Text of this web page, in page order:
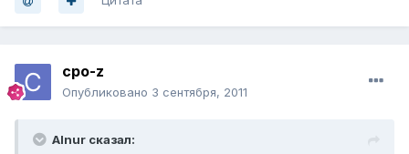
cpo-z
Опубликовано 3 сентября, 2011
Alnur сказал: